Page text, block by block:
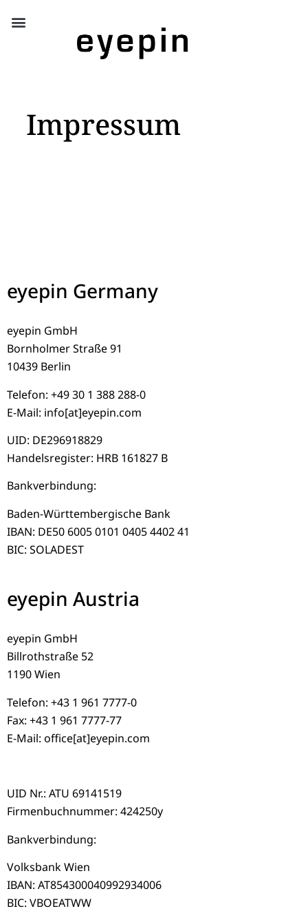
Impressum
eyepin Germany
eyepin GmbH
Bornholmer Straße 91
10439 Berlin
Telefon: +49 30 1 388 288-0
E-Mail: info[at]eyepin.com
UID: DE296918829
Handelsregister: HRB 161827 B
Bankverbindung:
Baden-Württembergische Bank
IBAN: DE50 6005 0101 0405 4402 41
BIC: SOLADEST
eyepin Austria
eyepin GmbH
Billrothstraße 52
1190 Wien
Telefon: +43 1 961 7777-0
Fax: +43 1 961 7777-77
E-Mail: office[at]eyepin.com
UID Nr.: ATU 69141519
Firmenbuchnummer: 424250y
Bankverbindung:
Volksbank Wien
IBAN: AT854300040992934006
BIC: VBOEATWW